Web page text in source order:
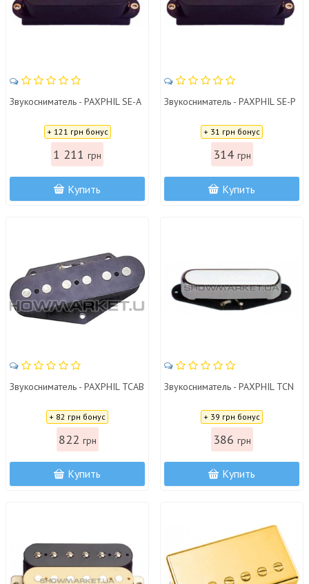
Звукосниматель - PAXPHIL SE-A
+ 121 грн бонус
1 211 грн
Купить
Звукосниматель - PAXPHIL SE-P
+ 31 грн бонус
314 грн
Купить
Звукосниматель - PAXPHIL TCAB
+ 82 грн бонус
822 грн
Купить
Звукосниматель - PAXPHIL TCN
+ 39 грн бонус
386 грн
Купить